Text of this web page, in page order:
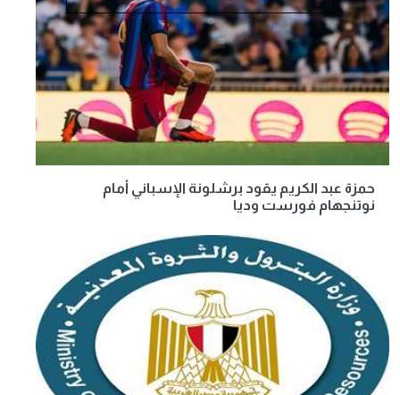
حمزة عبد الكريم يقود برشلونة الإسباني أمام
نوتنجهام فورست وديا